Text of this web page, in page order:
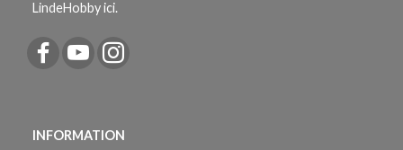
LindeHobby ici.
INFORMATION